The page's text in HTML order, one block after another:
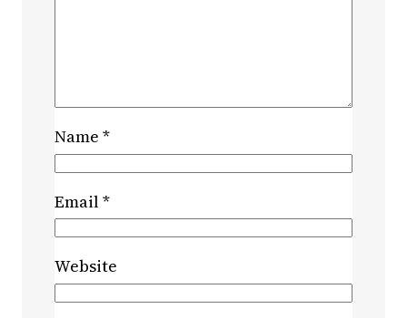
Name *
Email*
Website